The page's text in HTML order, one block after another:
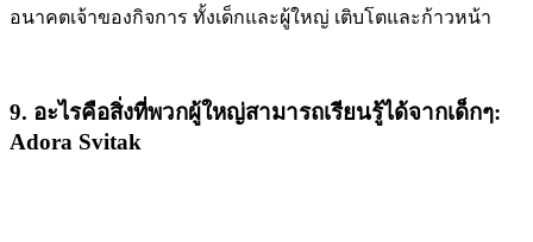
อนาคตเจ้าของกิจการ ทั้งเด็กและผู้ใหญ่ เติบโตและก้าวหน้า
9. อะไรคือสิ่งที่พวกผู้ใหญ่สามารถเรียนรู้ได้จากเด็กๆ:
Adora Svitak